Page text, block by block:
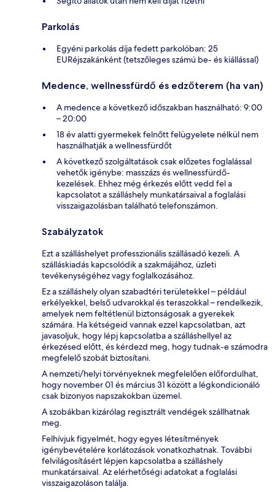
Parkolás
Egyéni parkolás díja fedett parkolóban: 25
EURéjszakánként (tetszőleges számú be- és kiállással)
Medence, wellnessfürdő és edzőterem (ha van)
A medence a következő időszakban használható: 9:00
– 20:00
18 év alatti gyermekek felnőtt felügyelete nélkül nem
használhatják a wellnessfürdőt
A következő szolgáltatások csak előzetes foglalással
vehetők igénybe: masszázs és wellnessfürdő-
kezelések. Ehhez még érkezés előtt vedd fel a
kapcsolatot a szálláshely munkatársaival a foglalási
visszaigazolásban található telefonszámon.
Szabályzatok
Ezt a szálláshelyet professzionális szállásadó kezeli. A
szálláskiadás kapcsolódik a szakmájához, üzleti
tevékenységéhez vagy foglalkozásához.
Ez a szálláshely olyan szabadtéri területekkel – például
erkélyekkel, belső udvarokkal és teraszokkal – rendelkezik,
amelyek nem feltétlenül biztonságosak a gyerekek
számára. Ha kétségeid vannak ezzel kapcsolatban, azt
javasoljuk, hogy lépj kapcsolatba a szálláshellyel az
érkezésed előtt, és kérdezd meg, hogy tudnak-e számodra
megfelelő szobát biztosítani.
A nemzeti/helyi törvényeknek megfelelően előfordulhat,
hogy november 01 és március 31 között a légkondicionáló
csak bizonyos napszakokban üzemel.
A szobákban kizárólag regisztrált vendégek szállhatnak
meg.
Felhívjuk figyelmét, hogy egyes létesítmények
igénybevételére korlátozások vonatkozhatnak. További
felvilágosításért lépjen kapcsolatba a szálláshely
munkatársaival. Az elérhetőségi adatokat a foglalási
visszaigazoláson találja.